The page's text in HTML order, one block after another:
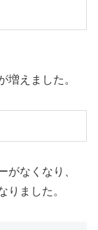
増えました。
がなくなり、
りました。